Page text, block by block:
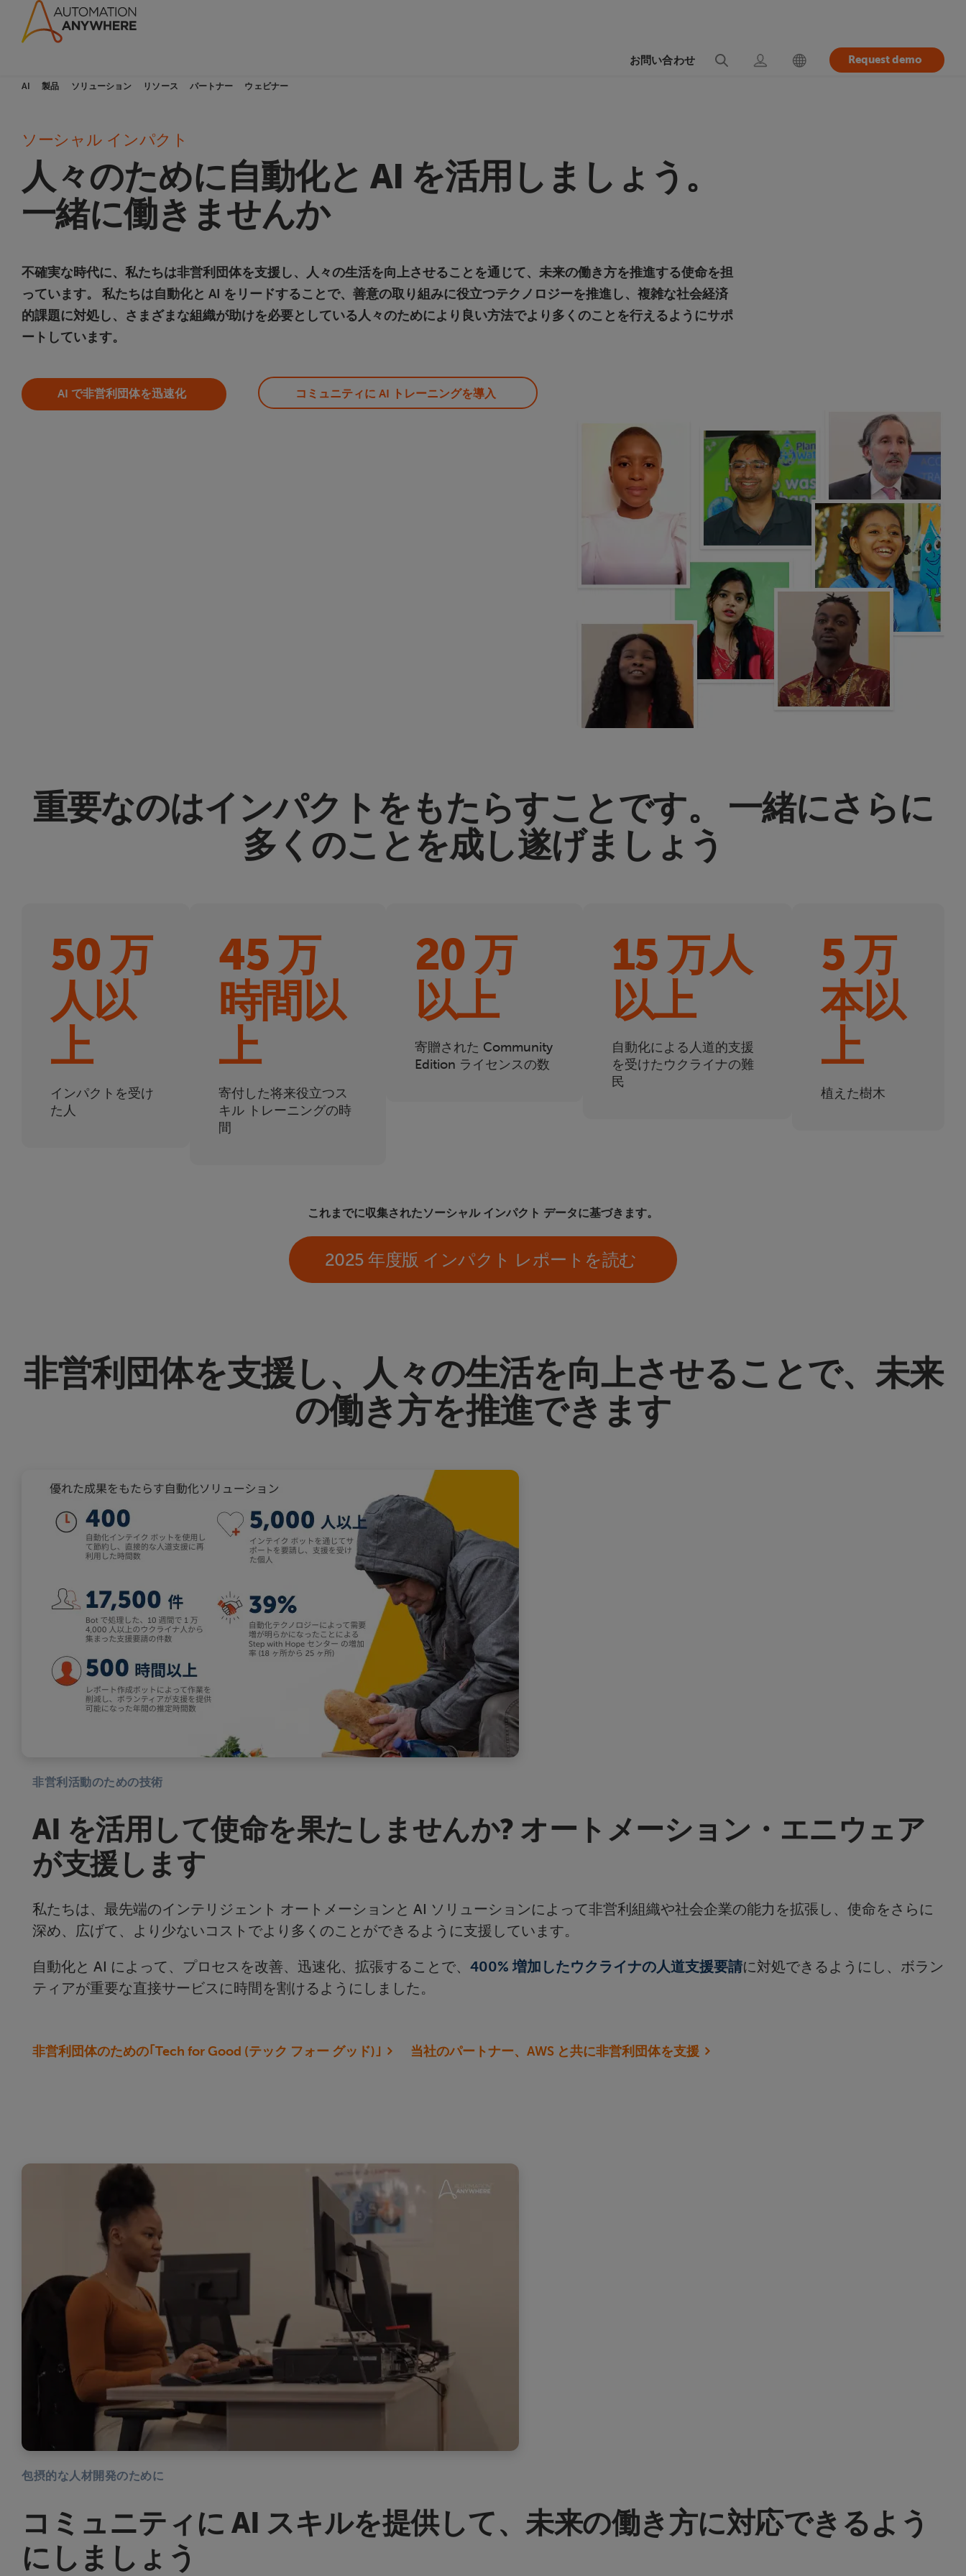
お問い合わせ Request demo
AI 製品 ソリューション リソース パートナー ウェビナー
ソーシャル インパクト
人々のために自動化と AI を活用しましょう。
一緒に働きませんか
不確実な時代に、私たちは非営利団体を支援し、人々の生活を向上させることを通じて、未来の働き方を推進する使命を担
っています。 私たちは自動化と AI をリードすることで、善意の取り組みに役立つテクノロジーを推進し、複雑な社会経済
的課題に対処し、さまざまな組織が助けを必要としている人々のためにより良い方法でより多くのことを行えるようにサポ
ートしています。
AI で非営利団体を迅速化 コミュニティに AI トレーニングを導入
重要なのはインパクトをもたらすことです。 一緒にさらに
多くのことを成し遂げましょう
50 万
人以
上
インパクトを受け
た人
45 万
時間以
上
寄付した将来役立つス
キル トレーニングの時
間
20 万
以上
寄贈された Community
Edition ライセンスの数
15 万人
以上
自動化による人道的支援
を受けたウクライナの難
民
5 万
本以
上
植えた樹木
これまでに収集されたソーシャル インパクト データに基づきます。
2025 年度版 インパクト レポートを読む
非営利団体を支援し、人々の生活を向上させることで、未来
の働き方を推進できます
非営利活動のための技術
AI を活用して使命を果たしませんか? オートメーション・エニウェア
が支援します
私たちは、最先端のインテリジェント オートメーションと AI ソリューションによって非営利組織や社会企業の能力を拡張し、使命をさらに
深め、広げて、より少ないコストでより多くのことができるように支援しています。
自動化と AI によって、プロセスを改善、迅速化、拡張することで、 400% 増加したウクライナの人道支援要請に対処できるようにし、ボラン
ティアが重要な直接サービスに時間を割けるようにしました。
非営利団体のための｢Tech for Good (テック フォー グッド)｣ 当社のパートナー、AWS と共に非営利団体を支援
包摂的な人材開発のために
コミュニティに AI スキルを提供して、未来の働き方に対応できるよう
にしましょう